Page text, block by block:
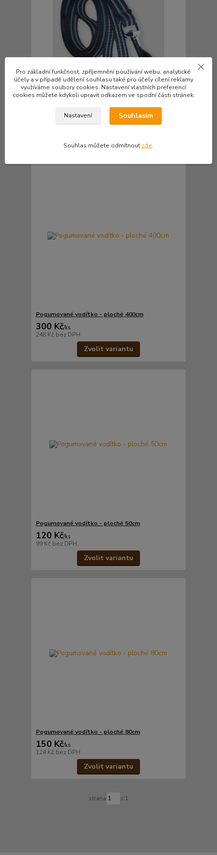
Pogumované vodítko - ploché 200cm
/ks
bez DPH
Pogumované vodítko - ploché 400cm
300 Kč/ks
248 Kč bez DPH
Zvolit variantu
Pogumované vodítko - ploché 50cm
120 Kč/ks
99 Kč bez DPH
Zvolit variantu
Pogumované vodítko - ploché 80cm
150 Kč/ks
124 Kč bez DPH
Zvolit variantu
strana z 1
Pro základní funkčnost, zpříjemnění používání webu, analytické
účely a v případě udělení souhlasu také pro účely cílení reklamy
využíváme soubory cookies. Nastavení vlastních preferencí
cookies můžete kdykoli upravit odkazem ve spodní části stránek.
Nastavení Souhlasím
Souhlas můžete odmítnout zde.